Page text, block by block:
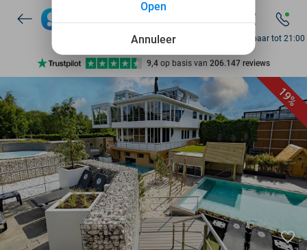
7 dagen per week beschikbaar
10+ miljoen leden
9,4 op basis van 206.147 reviews
Ontdek 15.000+ deals
7 dagen per week beschikbaar
10+ miljoen leden
Bereikbaar tot 21:00
19%
favorite_border
Annuleer
Open